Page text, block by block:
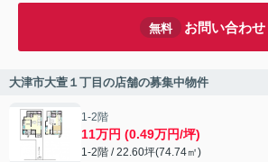
無料 お問い合わせ
大津市大萱１丁目の店舗の募集中物件
1-2階
11万円 (0.49万円/坪)
1-2階 / 22.60坪(74.74㎡)